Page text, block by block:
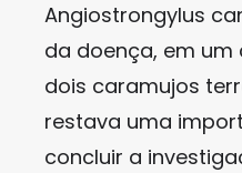
Angiostrongylus
da doença, em
dois caramujos
restava uma
concluir a